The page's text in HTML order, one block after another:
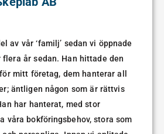
av vår ‘familj’ sedan vi öppnade
år sedan. Han hittade den
mitt företag, dem hanterar all
äntligen någon som är rättvis
har hanterat, med stor
våra bokföringsbehov, stora som